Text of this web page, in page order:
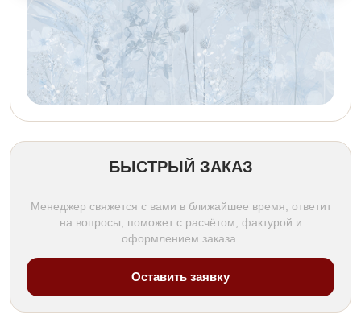
БЫСТРЫЙ ЗАКАЗ
Менеджер свяжется с вами в ближайшее время, ответит
на вопросы, поможет с расчётом, фактурой и
оформлением заказа.
Оставить заявку